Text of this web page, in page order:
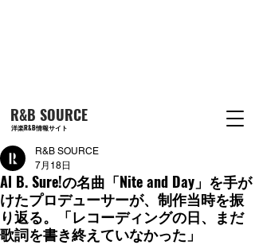
R&B SOURCE
洋楽R&B情報サイト
Al B. Sure!の名曲「Nite and Day」を手が
けたプロデューサーが、制作当時を振
り返る。「レコーディングの日、まだ
歌詞を書き終えていなかった」
R&B SOURCE
7月18日